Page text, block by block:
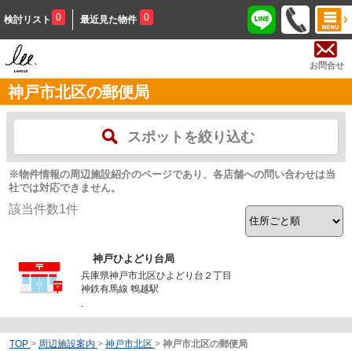
検討リスト 0 最近見た物件 0
お問合せ
神戸市北区の郵便局
スポットを絞り込む
※物件情報の周辺施設紹介のページであり、各店舗への問い合わせは当
社では対応できません。
該当件数1件
神戸ひよどり台局
兵庫県神戸市北区ひよどり台２丁目
神鉄有馬線 鵯越駅
-
TOP > 周辺施設案内 > 神戸市北区 > 神戸市北区の郵便局